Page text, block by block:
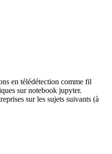
en télédétection comme fil
sur notebook jupyter.
sur les sujets suivants (à